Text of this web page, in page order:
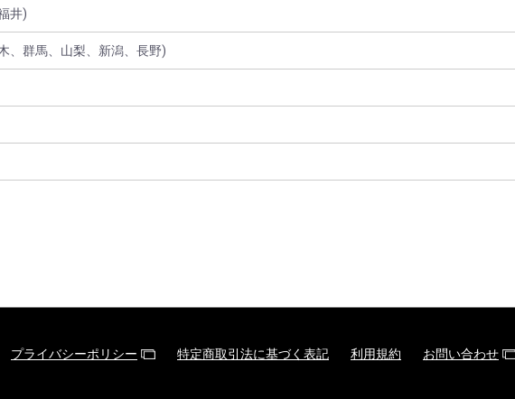
井)
、群馬、山梨、新潟、長野)
プライバシーポリシー 特定商取引法に基づく表記 利用規約 お問い合わせ